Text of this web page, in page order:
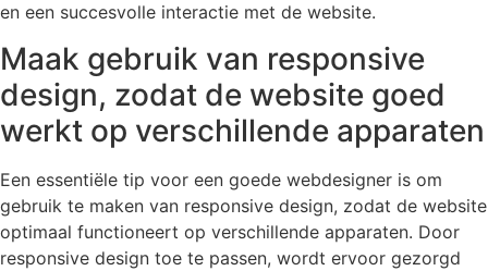
en een succesvolle interactie met de website.
Maak gebruik van responsive
design, zodat de website goed
werkt op verschillende apparaten
Een essentiële tip voor een goede webdesigner is om
gebruik te maken van responsive design, zodat de website
optimaal functioneert op verschillende apparaten. Door
responsive design toe te passen, wordt ervoor gezorgd